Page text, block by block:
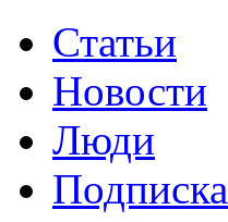
Статьи
Новости
Люди
Подписка